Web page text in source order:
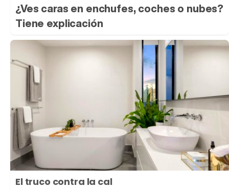
¿Ves caras en enchufes, coches o nubes?
Tiene explicación
El truco contra la cal